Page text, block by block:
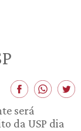
será
da USP dia